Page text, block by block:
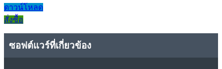
ดาวน์โหลด
สั่งซื้อ
ซอฟต์แวร์ที่เกี่ยวข้อง